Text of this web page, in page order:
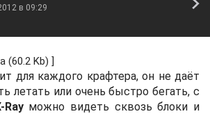
в 09:29
(60.2 Kb) ]
для каждого крафтера, он не даёт
летать или очень быстро бегать, с
Rayможно видеть сквозь блоки и